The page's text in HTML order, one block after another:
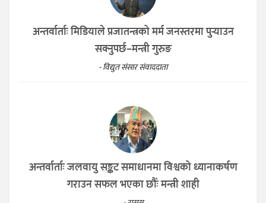
अन्तर्वार्ताः मिडियाले प्रजातन्त्रको मर्म जनस्तरमा पुर्‍याउन
सक्नुपर्छ–मन्त्री गुरुङ
- विद्युत संसार संवाददाता
अन्तर्वार्ताः जलवायु सङ्कट समाधानमा विश्वको ध्यानाकर्षण
गराउन सफल भएका छौँः मन्त्री शाही